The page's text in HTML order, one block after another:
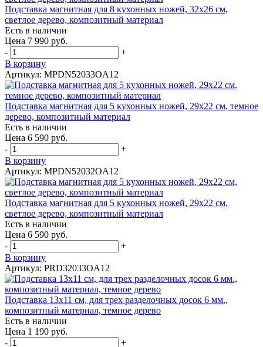
Подставка магнитная для 8 кухонных ножей, 32х26 см,
светлое дерево, композитный материал
Есть в наличии
Цена 7 990 руб.
-
+
В корзину
Артикул: MPDN52033OA12
Подставка магнитная для 5 кухонных ножей, 29х22 см, темное
дерево, композитный материал
Есть в наличии
Цена 6 590 руб.
-
+
В корзину
Артикул: MPDN52032OA12
Подставка магнитная для 5 кухонных ножей, 29х22 см,
светлое дерево, композитный материал
Есть в наличии
Цена 6 590 руб.
-
+
В корзину
Артикул: PRD32033OA12
Подставка 13х11 см, для трех разделочных досок 6 мм.,
композитный материал, темное дерево
Есть в наличии
Цена 1 190 руб.
-
+